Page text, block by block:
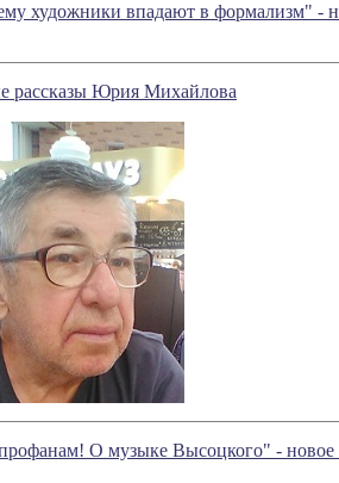
художники впадают в формализм" -
рассказы Юрия Михайлова
О музыке Высоцкого" -